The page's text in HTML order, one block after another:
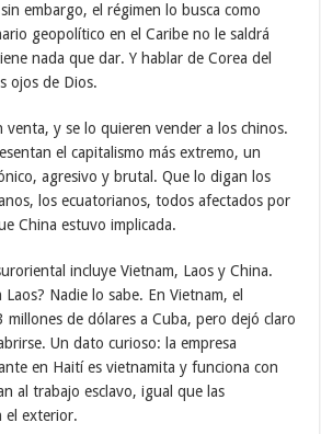
embargo, el régimen lo busca como
geopolítico en el Caribe no le saldrá
nada que dar. Y hablar de Corea del
ojos de Dios.
venta, y se lo quieren vender a los chinos.
el capitalismo más extremo, un
agresivo y brutal. Que lo digan los
los ecuatorianos, todos afectados por
China estuvo implicada.
incluye Vietnam, Laos y China.
Laos? Nadie lo sabe. En Vietnam, el
millones de dólares a Cuba, pero dejó claro
Un dato curioso: la empresa
en Haití es vietnamita y funciona con
al trabajo esclavo, igual que las
el exterior.